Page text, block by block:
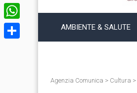
AMBIENTE & SALUTE
Agenzia Comunica > Cultura >
Twitter
WhatsApp